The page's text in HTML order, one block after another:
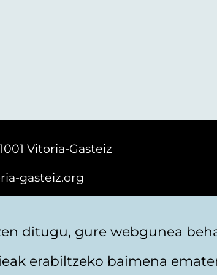
Vitoria-Gasteiz
gasteiz.org
ditugu, gure webgunea
erabiltzeko baimena